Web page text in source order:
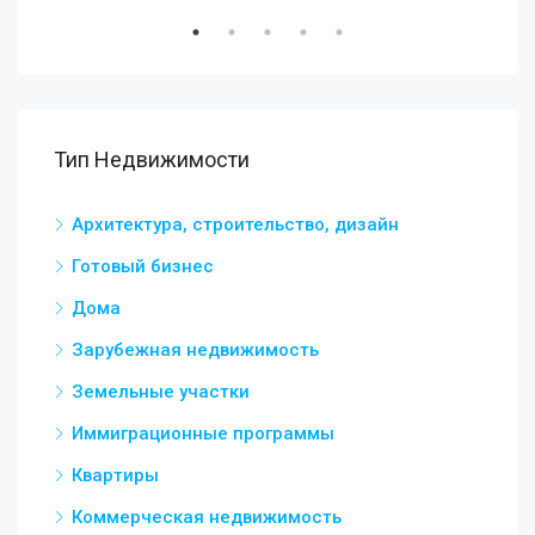
Тип Недвижимости
Архитектура, строительство, дизайн
Готовый бизнес
Дома
Зарубежная недвижимость
Земельные участки
Иммиграционные программы
Квартиры
Коммерческая недвижимость